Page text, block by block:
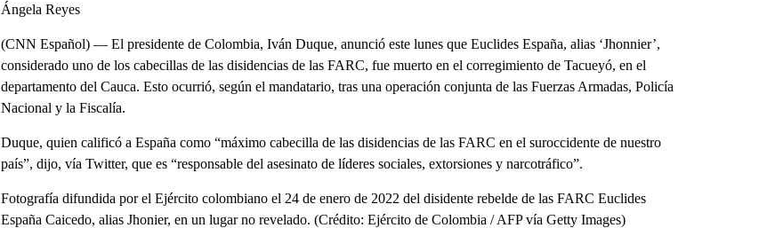
Ángela Reyes
(CNN Español) — El presidente de Colombia, Iván Duque, anunció este lunes que Euclides España, alias ‘Jhonnier’,
considerado uno de los cabecillas de las disidencias de las FARC, fue muerto en el corregimiento de Tacueyó, en el
departamento del Cauca. Esto ocurrió, según el mandatario, tras una operación conjunta de las Fuerzas Armadas, Policía
Nacional y la Fiscalía.
Duque, quien calificó a España como “máximo cabecilla de las disidencias de las FARC en el suroccidente de nuestro
país”, dijo, vía Twitter, que es “responsable del asesinato de líderes sociales, extorsiones y narcotráfico”.
Fotografía difundida por el Ejército colombiano el 24 de enero de 2022 del disidente rebelde de las FARC Euclides
España Caicedo, alias Jhonier, en un lugar no revelado. (Crédito: Ejército de Colombia / AFP vía Getty Images)